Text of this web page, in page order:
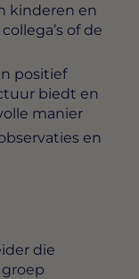
kinderen en
of de
positief
biedt en
manier
en
die